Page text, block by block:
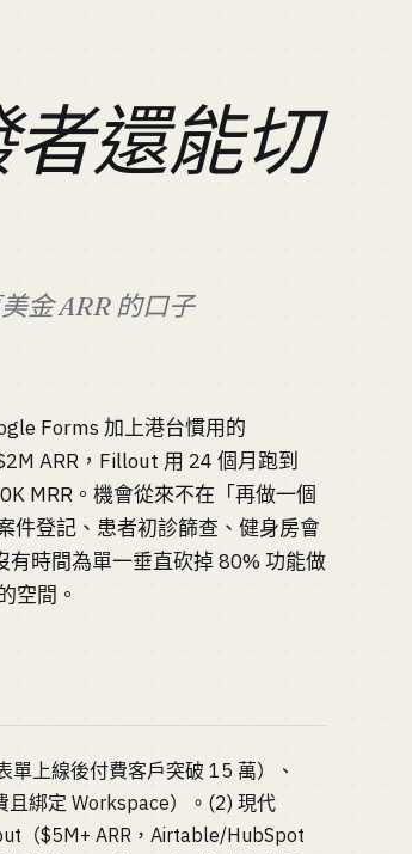
還能切
金 ARR 的口子
Forms 加上港台慣用的
ARR，Fillout 用 24 個月跑到
MRR。機會從來不在「再做一個
件登記、患者初診篩查、健身房會
有時間為單一垂直砍掉 80% 功能做
空間。
上線後付費客戶突破 15 萬）、
且綁定 Workspace）。(2) 現代
（$5M+ ARR，Airtable/HubSpot